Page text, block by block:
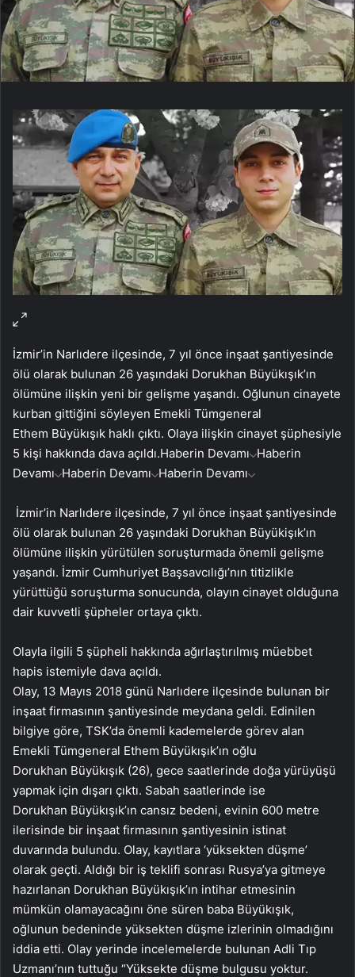
İzmir’in Narlıdere ilçesinde, 7 yıl önce inşaat şantiyesinde
ölü olarak bulunan 26 yaşındaki Dorukhan Büyükışık’ın
ölümüne ilişkin yeni bir gelişme yaşandı. Oğlunun cinayete
kurban gittiğini söyleyen Emekli Tümgeneral
Ethem Büyükışık haklı çıktı. Olaya ilişkin cinayet şüphesiyle
5 kişi hakkında dava açıldı.Haberin Devamı Haberin
Devamı Haberin Devamı Haberin Devamı
İzmir’in Narlıdere ilçesinde, 7 yıl önce inşaat şantiyesinde
ölü olarak bulunan 26 yaşındaki Dorukhan Büyükişık’ın
ölümüne ilişkin yürütülen soruşturmada önemli gelişme
yaşandı. İzmir Cumhuriyet Başsavcılığı’nın titizlikle
yürüttüğü soruşturma sonucunda, olayın cinayet olduğuna
dair kuvvetli şüpheler ortaya çıktı.
Olayla ilgili 5 şüpheli hakkında ağırlaştırılmış müebbet
hapis istemiyle dava açıldı.
Olay, 13 Mayıs 2018 günü Narlıdere ilçesinde bulunan bir
inşaat firmasının şantiyesinde meydana geldi. Edinilen
bilgiye göre, TSK’da önemli kademelerde görev alan
Emekli Tümgeneral Ethem Büyükışık’ın oğlu
Dorukhan Büyükışık (26), gece saatlerinde doğa yürüyüşü
yapmak için dışarı çıktı. Sabah saatlerinde ise
Dorukhan Büyükışık’ın cansız bedeni, evinin 600 metre
ilerisinde bir inşaat firmasının şantiyesinin istinat
duvarında bulundu. Olay, kayıtlara ‘yüksekten düşme’
olarak geçti. Aldığı bir iş teklifi sonrası Rusya’ya gitmeye
hazırlanan Dorukhan Büyükışık’ın intihar etmesinin
mümkün olamayacağını öne süren baba Büyükışık,
oğlunun bedeninde yüksekten düşme izlerinin olmadığını
iddia etti. Olay yerinde incelemelerde bulunan Adli Tıp
Uzmanı’nın tuttuğu “Yüksekte düşme bulgusu yoktur.